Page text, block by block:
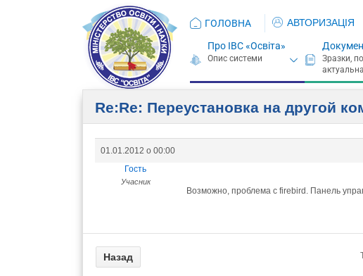
ГОЛОВНА АВТОРИЗАЦІЯ
Про ІВС «Освіта»
Re:Re: Переустановка на другой
01.01.2012 о 00:00
Гость
Учасник
Возможно, проблема с firebird. Панель